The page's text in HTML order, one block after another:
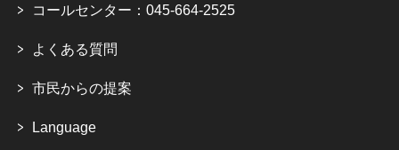
コールセンター：045-664-2525
よくある質問
市民からの提案
Language